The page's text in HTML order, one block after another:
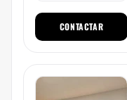
CONTACTAR